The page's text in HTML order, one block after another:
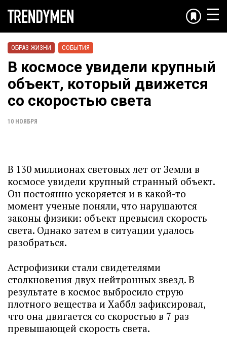
☰
ОБРАЗ ЖИЗНИ СОБЫТИЯ
В космосе увидели крупный
объект, который движется
со скоростью света
10 НОЯБРЯ
В 130 миллионах световых лет от Земли в
космосе увидели крупный странный объект.
Он постоянно ускоряется и в какой-то
момент ученые поняли, что нарушаются
законы физики: объект превысил скорость
света. Однако затем в ситуации удалось
разобраться.
Астрофизики стали свидетелями
столкновения двух нейтронных звезд. В
результате в космос выбросило струю
плотного вещества и Хаббл зафиксировал,
что она двигается со скоростью в 7 раз
превышающей скорость света.